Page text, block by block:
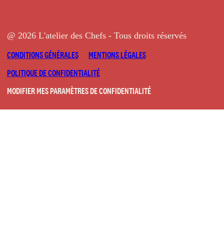
@ 2026 L'atelier des Chefs - Tous droits réservés
CONDITIONS GÉNÉRALES
MENTIONS LÉGALES
POLITIQUE DE CONFIDENTIALITÉ
MODIFIER MES PARAMÈTRES DE CONFIDENTIALITÉ